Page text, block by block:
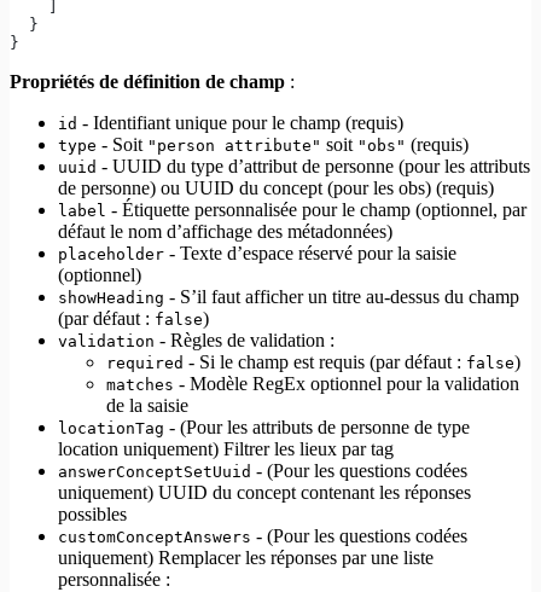
  }
}
Propriétés de définition de champ :
id - Identifiant unique pour le champ (requis)
type - Soit "person attribute" soit "obs" (requis)
uuid - UUID du type d’attribut de personne (pour les attributs
de personne) ou UUID du concept (pour les obs) (requis)
label - Étiquette personnalisée pour le champ (optionnel, par
défaut le nom d’affichage des métadonnées)
placeholder - Texte d’espace réservé pour la saisie
(optionnel)
showHeading - S’il faut afficher un titre au-dessus du champ
(par défaut : false)
validation - Règles de validation :
required - Si le champ est requis (par défaut : false)
matches - Modèle RegEx optionnel pour la validation
de la saisie
locationTag - (Pour les attributs de personne de type
location uniquement) Filtrer les lieux par tag
answerConceptSetUuid - (Pour les questions codées
uniquement) UUID du concept contenant les réponses
possibles
customConceptAnswers - (Pour les questions codées
uniquement) Remplacer les réponses par une liste
personnalisée :